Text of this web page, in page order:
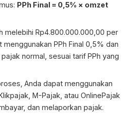
PPh Final = 0,5% × omzet
melebihi Rp4.800.000.000,00 per
PPh Final 0,5% dan
normal, sesuai tarif PPh yang
Anda dapat menggunakan
M-Pajak, atau OnlinePajak
dan melaporkan pajak.